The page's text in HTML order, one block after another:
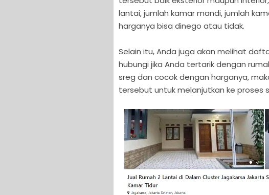
lantai, jumlah kamar mandi, jumlah
harganya bisa dinego atau tidak.
Selain itu, Anda juga akan melihat
hubungi jika Anda tertarik dengan
sreg dan cocok dengan harganya,
tersebut untuk melanjutkan ke proses